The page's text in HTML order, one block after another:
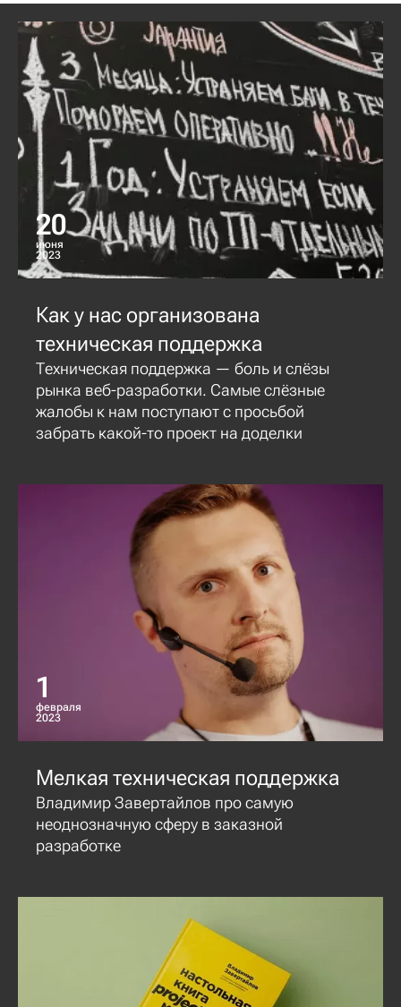
20
июня
2023
Как у нас организована
техническая поддержка
Техническая поддержка — боль и слёзы
рынка веб-разработки. Самые слёзные
жалобы к нам поступают с просьбой
забрать какой-то проект на доделки
1
февраля
2023
Мелкая техническая поддержка
Владимир Завертайлов про cамую
неоднозначную сферу в заказной
разработке